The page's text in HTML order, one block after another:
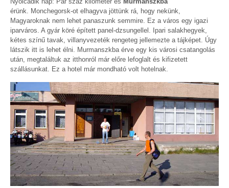
érünk. Monchegorsk-ot elhagyva jöttünk rá, hogy nekünk,
Magyaroknak nem lehet panaszunk semmire. Ez a város egy igazi
iparváros. A gyár köré épített panel-dzsungellel. Ipari salakhegyek,
kétes színű tavak, villanyvezeték rengeteg jellemezte a tájképet. Úgy
látszik itt is lehet élni. Murmanszkba érve egy kis városi csatangolás
után, megtaláltuk az itthonról már előre lefoglalt és kifizetett
szállásunkat. Ez a hotel már mondható volt hotelnak.